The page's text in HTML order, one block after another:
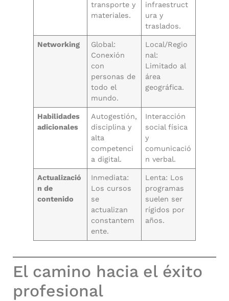
transporte y
materiales.
infraestruct
ura y
traslados.
Networking
Global:
Conexión
con
personas de
todo el
mundo.
Local/Regio
nal:
Limitado al
área
geográfica.
Habilidades
adicionales
Autogestión,
disciplina y
alta
competenci
a digital.
Interacción
social física
y
comunicació
n verbal.
Actualizació
n de
contenido
Inmediata:
Los cursos
se
actualizan
constantem
ente.
Lenta: Los
programas
suelen ser
rígidos por
años.
El camino hacia el éxito
profesional